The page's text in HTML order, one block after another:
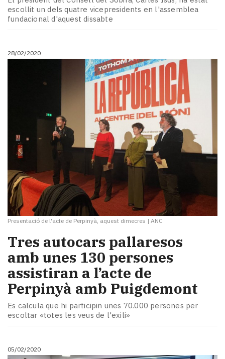
escollit un dels quatre vicepresidents en l'assemblea
fundacional d'aquest dissabte
28/02/2020
Presentació de l'acte de Perpinyà, aquest dimecres | ANC
Tres autocars pallaresos
amb unes 130 persones
assistiran a l’acte de
Perpinyà amb Puigdemont
Es calcula que hi participin unes 70.000 persones per
escoltar «totes les veus de l'exili»
05/02/2020